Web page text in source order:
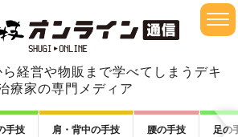
経営や物販まで学べてしまうデキ
療家の専門メディア
手技 肩・背中の手技 腰の手技 足の